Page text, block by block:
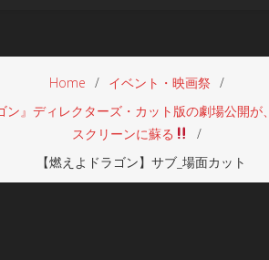
Home
イベント・映画祭
』ディレクターズ・カット版の劇場公開
スクリーンに蘇る
【燃えよドラゴン】サブ_場面カット